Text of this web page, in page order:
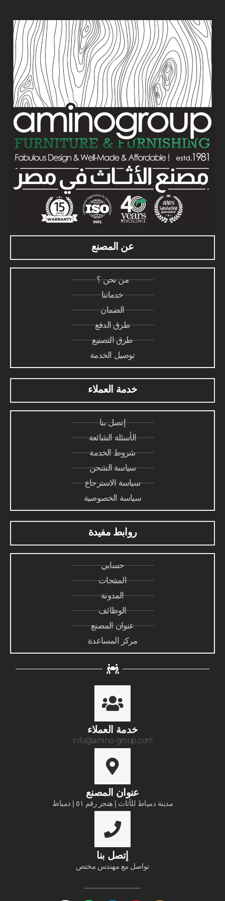
عن المصنع
من نحن ؟
خدماتنا
الضمان
طرق الدفع
طرق التصنيع
توصيل الخدمة
خدمة العملاء
إتصل بنا
الأسئلة الشائعة
شروط الخدمة
سياسة الشحن
سياسة الاسترجاع
سياسة الخصوصية
روابط مفيدة
حسابي
المنتجات
المدونة
الوظائف
عنوان المصنع
مركز المساعدة
خدمة العملاء​
info@amino-group.com
عنوان المصنع
مدينة دمياط للأثاث | هنجر رقم ٥١ | دمياط
إتصل بنا
تواصل مع مهندس مختص